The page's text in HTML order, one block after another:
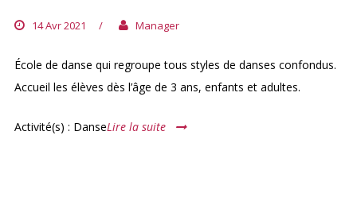
14 Avr 2021 / Manager
École de danse qui regroupe tous styles de danses confondus.
Accueil les élèves dès l’âge de 3 ans, enfants et adultes.
Activité(s) : DanseLire la suite